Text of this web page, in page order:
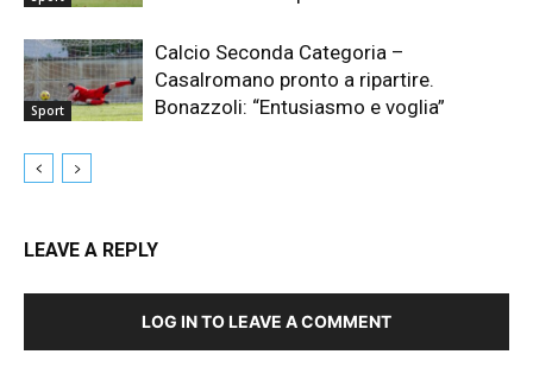
Sport
Calcio Seconda Categoria –
Casalromano pronto a ripartire.
Bonazzoli: “Entusiasmo e voglia”
LEAVE A REPLY
LOG IN TO LEAVE A COMMENT